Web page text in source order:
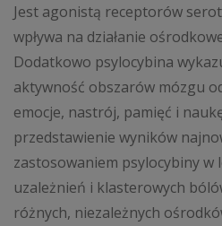
Jest agonistą receptorów
wpływa na działanie
Dodatkowo psylocybina
aktywność obszarów mózgu
emocje, nastrój, pamięć i
przedstawienie wyników
zastosowaniem psylocybiny w
uzależnień i klasterowych
różnych, niezależnych